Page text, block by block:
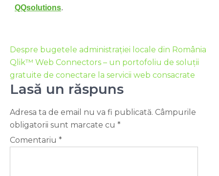
QQsolutions.
Despre bugetele administrației locale din România
Qlik™ Web Connectors – un portofoliu de soluții
gratuite de conectare la servicii web consacrate
Lasă un răspuns
Adresa ta de email nu va fi publicată. Câmpurile
obligatorii sunt marcate cu *
Comentariu *